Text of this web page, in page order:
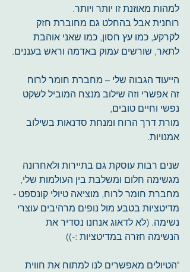
למהות מאוזנת זו יותר ויותר.
רוחנית אבל בהחלט גם מחוברת חזק
לקרקע, כמו עץ חסון, כמו שאני אוהבת
לתאר, שורשים עמוק באדמה וראש בעננים.
הייעוד הגבוה שלי – מחברת חומר לרוח
זה אפשרי וזה שילוב מנצח המוביל לשקט
נפשי וחיים טובים,
מורת דרך הרוח ומנחת סדנאות בשילוב
אמנויות.
שנים רבות עוסקת גם בתיירות ולאחרונה
מגשימה חלום ומשלבת בין העולמות שלי,
מחברת חומר לרוח, מוציאה טיולי קונספט -
מדיטציות בטבע מול נופים מרהיבים עוצרי
נשימה. (לא לדאוג אנחנו נסדיר את
הנשימה חזרה במדיטציות :-))
"הטיולים מאפשרים לנו למתוח את חווית